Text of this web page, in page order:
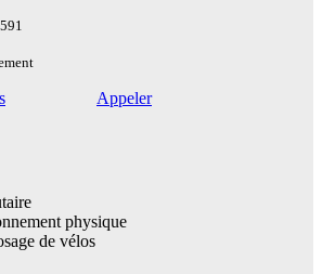
Appeler
physique
de vélos